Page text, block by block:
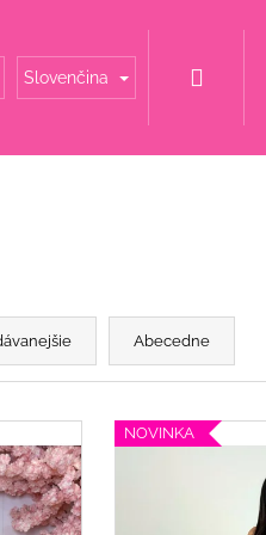
Šaty za super cenu
Slovenčina
Abecedne
NOVINKA
S KVETINOU